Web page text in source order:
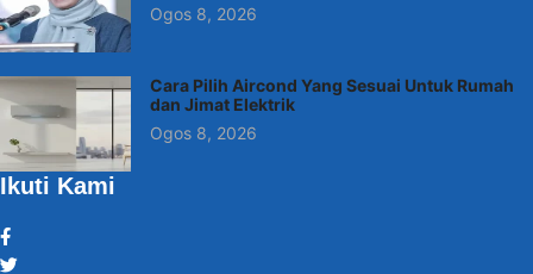
Ogos 8, 2026
Cara Pilih Aircond Yang Sesuai Untuk Rumah
dan Jimat Elektrik
Ogos 8, 2026
Ikuti Kami